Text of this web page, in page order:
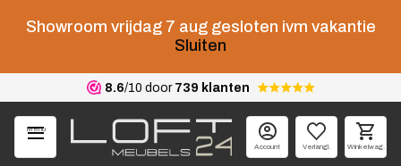
Showroom vrijdag 7 aug gesloten ivm vakantie
Sluiten
8.6/10 door 739 klanten
Menu
Account Verlangl. Winkelwag.